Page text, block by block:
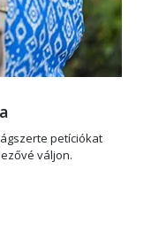
petíciókat
váljon.